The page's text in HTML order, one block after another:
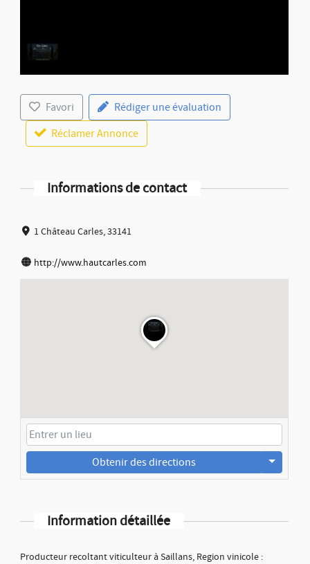
Favori
Rédiger une évaluation
Réclamer Annonce
Informations de contact
1 Château Carles, 33141
http://www.hautcarles.com
Obtenir des directions
Information détaillée
Producteur recoltant viticulteur à Saillans, Region vinicole :